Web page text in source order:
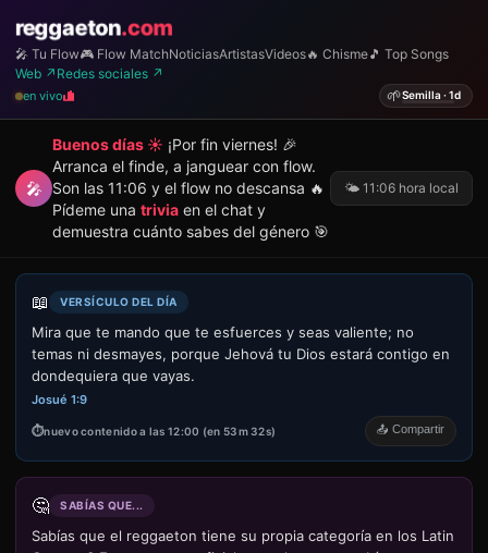
reggaeton.com
🎤 Tu Flow🎮 Flow MatchNoticiasArtistasVideos🔥 Chisme🎵 Top Songs
Web ↗ Redes sociales ↗
en vivo 🌱Semilla · 1d
🎤
Buenos días ☀️ ¡Por fin viernes! 🎉
Arranca el finde, a janguear con flow.
Son las 11:06 y el flow no descansa 🔥
Pídeme una trivia en el chat y
demuestra cuánto sabes del género 🎯
🌤️ 11:06 hora local
📖 VERSÍCULO DEL DÍA
Mira que te mando que te esfuerces y seas valiente; no
temas ni desmayes, porque Jehová tu Dios estará contigo en
dondequiera que vayas.
Josué 1:9
nuevo contenido a las 12:00 (en 53m 32s) 📤 Compartir
🤔 SABÍAS QUE...
Sabías que el reggaeton tiene su propia categoría en los Latin